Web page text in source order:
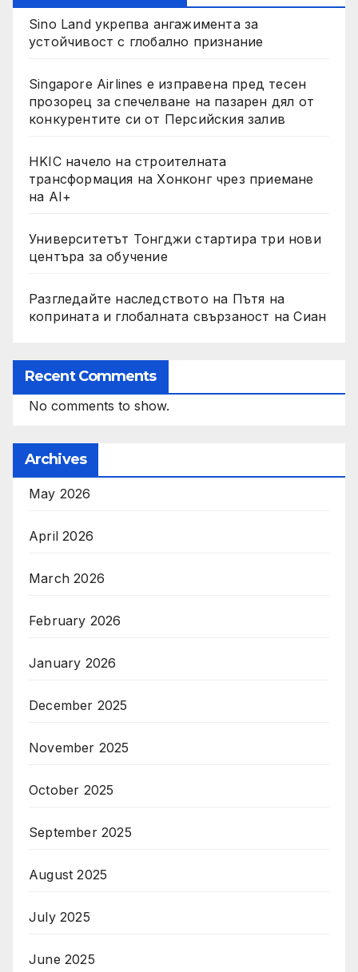
Sino Land укрепва ангажимента за
устойчивост с глобално признание
Singapore Airlines е изправена пред тесен
прозорец за спечелване на пазарен дял от
конкурентите си от Персийския залив
HKIC начело на строителната
трансформация на Хонконг чрез приемане
на AI+
Университетът Тонгджи стартира три нови
центъра за обучение
Разгледайте наследството на Пътя на
коприната и глобалната свързаност на Сиан
Recent Comments
No comments to show.
Archives
May 2026
April 2026
March 2026
February 2026
January 2026
December 2025
November 2025
October 2025
September 2025
August 2025
July 2025
June 2025